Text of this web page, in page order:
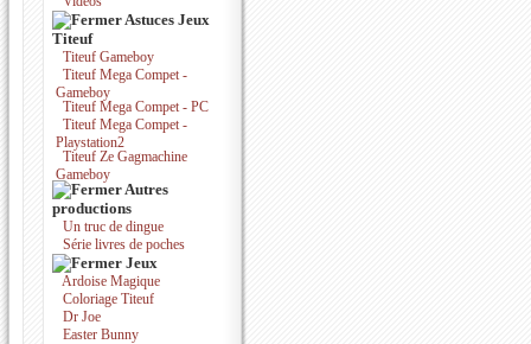
Astuces Jeux
Titeuf
Titeuf Gameboy
Titeuf Mega Compet -
Gameboy
Titeuf Mega Compet - PC
Titeuf Mega Compet -
Playstation2
Titeuf Ze Gagmachine
Gameboy
Autres
productions
Un truc de dingue
Série livres de poches
Jeux
Ardoise Magique
Coloriage Titeuf
Dr Joe
Easter Bunny